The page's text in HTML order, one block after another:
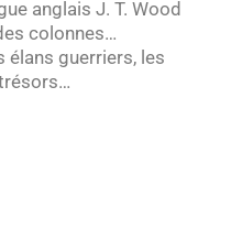
anglais J. T. Wood
colonnes…
élans guerriers, les